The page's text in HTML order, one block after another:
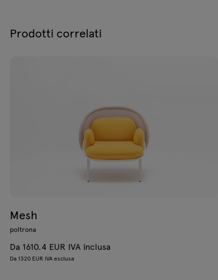
Prodotti correlati
Mesh
poltrona
Da 1610.4 EUR IVA inclusa
Da 1320 EUR IVA esclusa